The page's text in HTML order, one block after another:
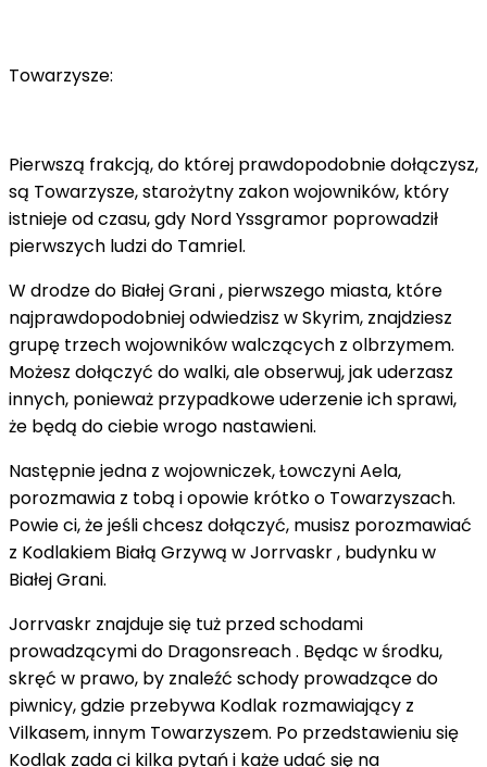
Towarzysze:
Pierwszą frakcją, do której prawdopodobnie dołączysz,
są Towarzysze, starożytny zakon wojowników, który
istnieje od czasu, gdy Nord Yssgramor poprowadził
pierwszych ludzi do Tamriel.
W drodze do Białej Grani , pierwszego miasta, które
najprawdopodobniej odwiedzisz w Skyrim, znajdziesz
grupę trzech wojowników walczących z olbrzymem.
Możesz dołączyć do walki, ale obserwuj, jak uderzasz
innych, ponieważ przypadkowe uderzenie ich sprawi,
że będą do ciebie wrogo nastawieni.
Następnie jedna z wojowniczek, Łowczyni Aela,
porozmawia z tobą i opowie krótko o Towarzyszach.
Powie ci, że jeśli chcesz dołączyć, musisz porozmawiać
z Kodlakiem Białą Grzywą w Jorrvaskr , budynku w
Białej Grani.
Jorrvaskr znajduje się tuż przed schodami
prowadzącymi do Dragonsreach . Będąc w środku,
skręć w prawo, by znaleźć schody prowadzące do
piwnicy, gdzie przebywa Kodlak rozmawiający z
Vilkasem, innym Towarzyszem. Po przedstawieniu się
Kodlak zada ci kilka pytań i każe udać się na